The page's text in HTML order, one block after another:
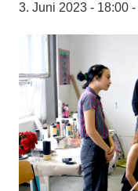
3. Juni 2023 - 18:00 -